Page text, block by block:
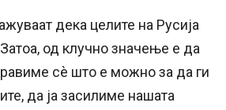
дека целите на Русија
од клучно значење е да
сè што е можно за да ги
да ја засилиме нашата